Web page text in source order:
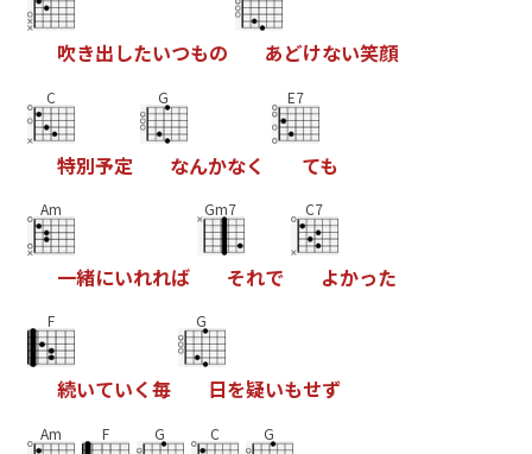
吹き出したいつもの あどけない笑顔
C
特別予定
G
なんかなく
E7
ても
Am
一緒にいれれば
Gm7
それで
C7
よかった
F
続いていく毎
G
日を疑いもせず
Am F G C G